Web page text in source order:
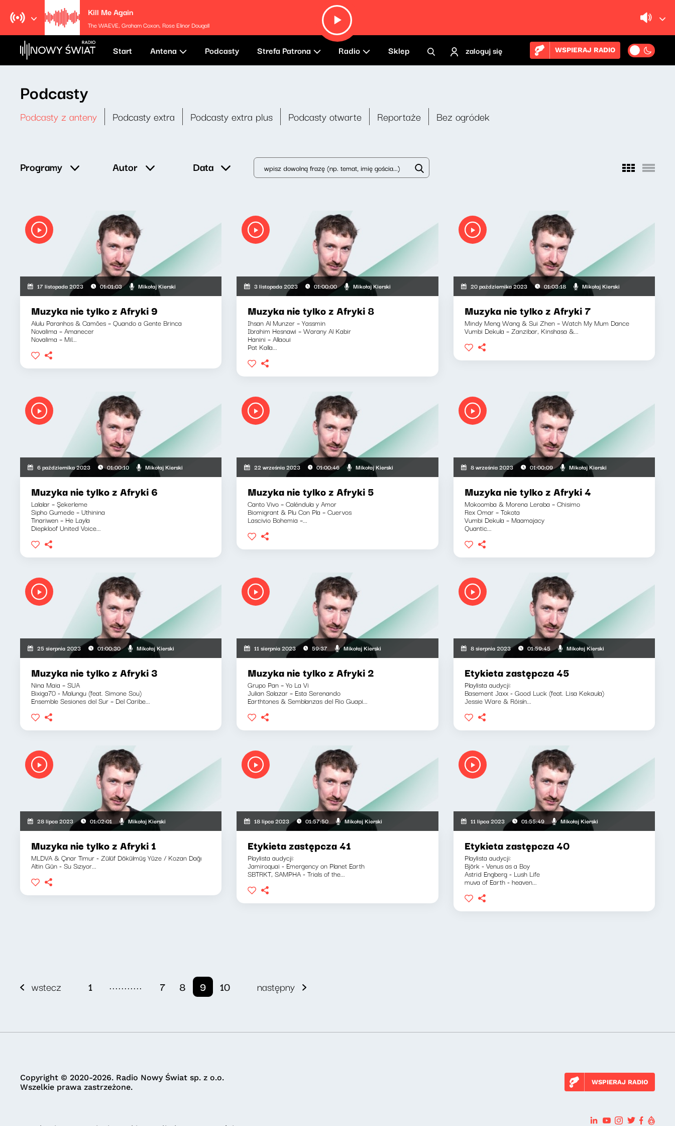
Kill Me Again
The WAEVE, Graham Coxon, Rose Elinor Dougall
Start Antena Podcasty Strefa Patrona Radio Sklep zaloguj się WSPIERAJ RADIO
Podcasty
Podcasty z anteny Podcasty extra Podcasty extra plus Podcasty otwarte Reportaże Bez ogródek
Programy Autor Data
17 listopada 2023 01:01:03 Mikołaj Kierski
Muzyka nie tylko z Afryki 9
Alulu Paranhos & Camões – Quando a Gente Brinca
Novalima – Amanecer
Novalima – Mil...
3 listopada 2023 01:00:00 Mikołaj Kierski
Muzyka nie tylko z Afryki 8
Ihsan Al Munzer – Yassmin
Ibrahim Hesnawi – Warany Al Kabir
Hanini – Allaoui
Pat Kalla...
20 października 2023 01:03:18 Mikołaj Kierski
Muzyka nie tylko z Afryki 7
Mindy Meng Wang & Sui Zhen – Watch My Mum Dance
Vumbi Dekula – Zanzibar, Kinshasa &...
6 października 2023 01:00:10 Mikołaj Kierski
Muzyka nie tylko z Afryki 6
Lalalar – Şekerleme
Sipho Gumede – Uthinina
Tinariwen – He Layla
Diepkloof United Voice...
22 września 2023 01:00:46 Mikołaj Kierski
Muzyka nie tylko z Afryki 5
Canto Vivo – Caléndula y Amor
Biomigrant & Plu Con Pla – Cuervos
Lascivio Bohemia –...
8 września 2023 01:00:09 Mikołaj Kierski
Muzyka nie tylko z Afryki 4
Mokoomba & Morena Leraba – Chisimo
Rex Omar – Tokota
Vumbi Dekula – Maamajacy
Quantic...
25 sierpnia 2023 01:00:30 Mikołaj Kierski
Muzyka nie tylko z Afryki 3
Nina Maia – SUA
Bixiga70 - Malungu (feat. Simone Sou)
Ensemble Sesiones del Sur – Del Caribe...
11 sierpnia 2023 59:37 Mikołaj Kierski
Muzyka nie tylko z Afryki 2
Grupo Pan – Yo La Vi
Julian Salazar – Esta Serenando
Earthtones & Semblanzas del Rio Guapi...
8 sierpnia 2023 01:59:45 Mikołaj Kierski
Etykieta zastępcza 45
Playlista audycji:
Basement Jaxx - Good Luck (feat. Lisa Kekaula)
Jessie Ware & Róisín...
28 lipca 2023 01:02:01 Mikołaj Kierski
Muzyka nie tylko z Afryki 1
MLDVA & Çınar Timur - Zülüf Dökülmüş Yüze / Kozan Dağı
Altin Gün - Su Sızıyor...
18 lipca 2023 01:57:50 Mikołaj Kierski
Etykieta zastępcza 41
Playlista audycji:
Jamiroquai - Emergency on Planet Earth
SBTRKT, SAMPHA - Trials of the...
11 lipca 2023 01:55:49 Mikołaj Kierski
Etykieta zastępcza 40
Playlista audycji:
Björk - Venus as a Boy
Astrid Engberg - Lush Life
muva of Earth - heaven...
wstecz 1 ........... 7 8 9 10 następny
Copyright © 2020-2026. Radio Nowy Świat sp. z o.o.
Wszelkie prawa zastrzeżone.
WSPIERAJ RADIO